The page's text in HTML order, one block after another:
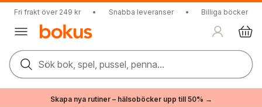
Fri frakt över 249 kr • Snabba leveranser • Billiga böcker
Sök bok, spel, pussel, penna...
Skapa nya rutiner – hälsoböcker upp till 50% →